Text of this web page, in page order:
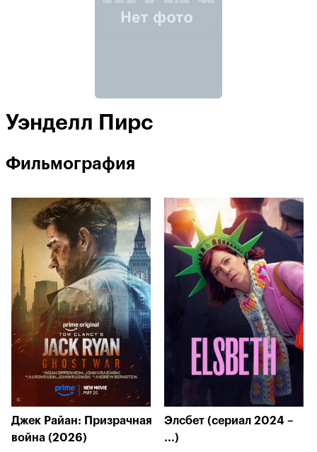
Уэнделл Пирс
Фильмография
Джек Райан: Призрачная
война (2026)
Элсбет (сериал 2024 –
...)